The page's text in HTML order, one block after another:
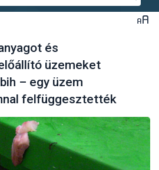
és
üzemeket
– egy üzem
felfüggesztették